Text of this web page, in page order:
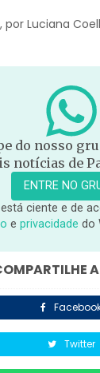
Luciana
do nosso
notícias de
ENTRE NO
ciente e de
eprivacidade do
Twitter